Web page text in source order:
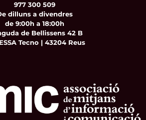
977 300 509
dilluns a divendres
de 9:00h a 18:00h
de Bellissens 42 B
Tecno | 43204 Reus